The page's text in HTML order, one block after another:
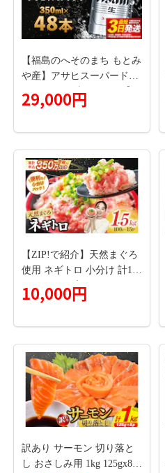
【福島のへそのまち もとみ
や産】アサヒスーパードラ
イ 350ml×48本 2ケース【07
214-0040】
29,000円
【ZIP!で紹介】天然まぐろ
使用 ネギトロ 小分け 計1.5
kg(15パック入り)[Umios オ
ーシャン 静岡県 吉田町 224
挽き ねぎとろ丼 ネギトロ
丼 小分け パック セット 冷
凍 一人暮らし 便利 簡単
10,000円
訳あり サーモン 切り落と
し おさしみ用 1kg 125gx8p